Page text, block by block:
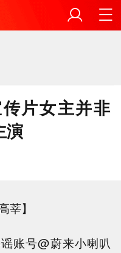
片女主并非
演
莘】
账号@蔚来小喇叭